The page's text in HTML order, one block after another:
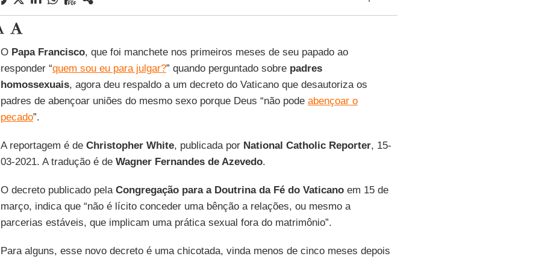
O Papa Francisco, que foi manchete nos primeiros meses de seu papado ao
responder “quem sou eu para julgar?” quando perguntado sobrepadres
homossexuais, agora deu respaldo a um decreto do Vaticano que desautoriza os
padres de abençoar uniões do mesmo sexo porque Deus “não pode abençoar o
pecado”.
A reportagem é de Christopher White, publicada por National Catholic Reporter, 15-
03-2021. A tradução é de Wagner Fernandes de Azevedo.
O decreto publicado pela Congregação para a Doutrina da Fé do Vaticanoem 15 de
março, indica que “não é lícito conceder uma bênção a relações, ou mesmo a
parcerias estáveis, que implicam uma prática sexual fora do matrimônio”.
Para alguns, esse novo decreto é uma chicotada, vinda menos de cinco meses depois